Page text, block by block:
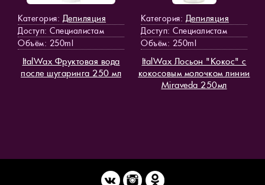
Категория: Депиляция
Доступ: Специалистам
Объём: 250ml
ItalWax Фруктовая вода
после шугаринга 250 мл
Категория: Депиляция
Доступ: Специалистам
Объём: 250ml
ItalWax Лосьон "Кокос" с
кокосовым молочком линии
Miraveda 250мл